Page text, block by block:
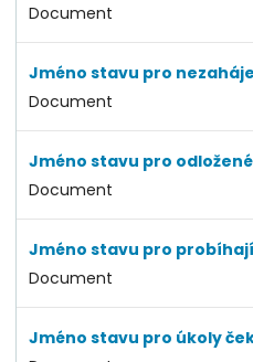
Document
Jméno stavu pro
Document
Jméno stavu pro
Document
Jméno stavu pro
Document
Jméno stavu pro úkoly